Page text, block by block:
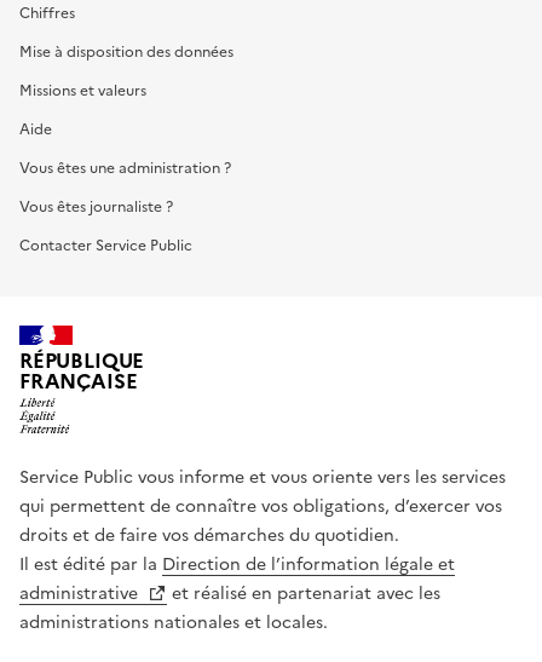
Chiffres
Mise à disposition des données
Missions et valeurs
Aide
Vous êtes une administration ?
Vous êtes journaliste ?
Contacter Service Public
RÉPUBLIQUE
FRANÇAISE
Service Public vous informe et vous oriente vers les services
qui permettent de connaître vos obligations, d’exercer vos
droits et de faire vos démarches du quotidien.
Il est édité par la Direction de l’information légale et
administrative
et réalisé en partenariat avec les
administrations nationales et locales.